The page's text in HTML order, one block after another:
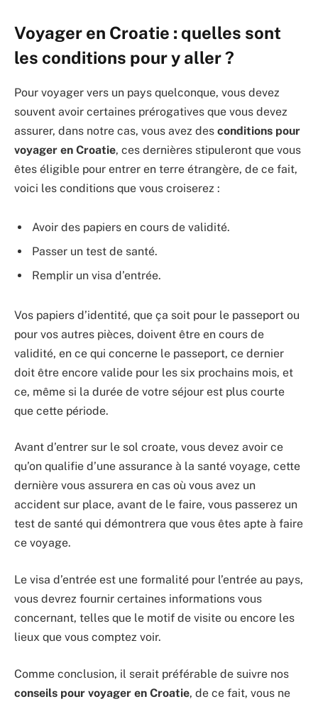
Voyager en Croatie : quelles sont
les conditions pour y aller ?
Pour voyager vers un pays quelconque, vous devez
souvent avoir certaines prérogatives que vous devez
assurer, dans notre cas, vous avez des conditions pour
voyager en Croatie, ces dernières stipuleront que vous
êtes éligible pour entrer en terre étrangère, de ce fait,
voici les conditions que vous croiserez :
Avoir des papiers en cours de validité.
Passer un test de santé.
Remplir un visa d’entrée.
Vos papiers d’identité, que ça soit pour le passeport ou
pour vos autres pièces, doivent être en cours de
validité, en ce qui concerne le passeport, ce dernier
doit être encore valide pour les six prochains mois, et
ce, même si la durée de votre séjour est plus courte
que cette période.
Avant d’entrer sur le sol croate, vous devez avoir ce
qu’on qualifie d’une assurance à la santé voyage, cette
dernière vous assurera en cas où vous avez un
accident sur place, avant de le faire, vous passerez un
test de santé qui démontrera que vous êtes apte à faire
ce voyage.
Le visa d’entrée est une formalité pour l’entrée au pays,
vous devrez fournir certaines informations vous
concernant, telles que le motif de visite ou encore les
lieux que vous comptez voir.
Comme conclusion, il serait préférable de suivre nos
conseils pour voyager en Croatie, de ce fait, vous ne